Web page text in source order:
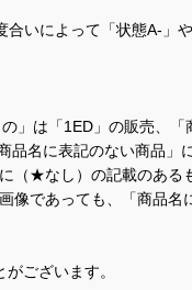
いによって「状態A-」
は「1ED」の販売、
名に表記のない商品」
★なし）の記載のあ
であっても、「商品名
ございます。